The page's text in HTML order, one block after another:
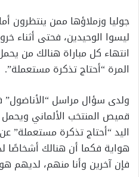
جوليا وزملاؤها ممن ينتظرون
ليسوا الوحيدين، فحتى أثناء
انتهاء كل مباراة هنالك من
المرة “أحتاج تذكرة مستعملة”.
ولدى سؤال مراسل “الأناضول”
قميص المنتخب الألماني
اليد “أحتاج تذكرة
هواية فكما أن هنالك أشخاصًا
فإن آخرين وأنا منهم، لديهم